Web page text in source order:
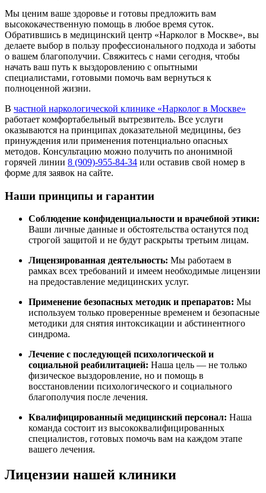
Мы ценим ваше здоровье и готовы предложить вам
высококачественную помощь в любое время суток.
Обратившись в медицинский центр «Нарколог в Москве», вы
делаете выбор в пользу профессионального подхода и заботы
о вашем благополучии. Свяжитесь с нами сегодня, чтобы
начать ваш путь к выздоровлению с опытными
специалистами, готовыми помочь вам вернуться к
полноценной жизни.
В частной наркологической клинике «Нарколог в Москве»
работает комфортабельный вытрезвитель. Все услуги
оказываются на принципах доказательной медицины, без
принуждения или применения потенциально опасных
методов. Консультацию можно получить по анонимной
горячей линии 8 (909)-955-84-34 или оставив свой номер в
форме для заявок на сайте.
Наши принципы и гарантии
Соблюдение конфиденциальности и врачебной этики:
Ваши личные данные и обстоятельства останутся под
строгой защитой и не будут раскрыты третьим лицам.
Лицензированная деятельность: Мы работаем в
рамках всех требований и имеем необходимые лицензии
на предоставление медицинских услуг.
Применение безопасных методик и препаратов: Мы
используем только проверенные временем и безопасные
методики для снятия интоксикации и абстинентного
синдрома.
Лечение с последующей психологической и
социальной реабилитацией: Наша цель — не только
физическое выздоровление, но и помощь в
восстановлении психологического и социального
благополучия после лечения.
Квалифицированный медицинский персонал: Наша
команда состоит из высококвалифицированных
специалистов, готовых помочь вам на каждом этапе
вашего лечения.
Лицензии нашей клиники